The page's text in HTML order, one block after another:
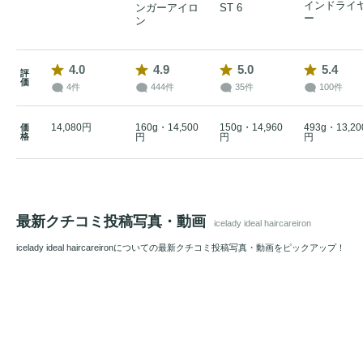
ンガーアイロ
ン
ST 6
インドライ
ー
評
価
4.0
4件
4.9
444件
5.0
35件
5.4
100件
価
格
14,080円
160g・14,500
円
150g・14,960
円
493g・
円
最新クチコミ投稿写真・動画 icelady ideal haircareiron
icelady ideal haircareironについての最新クチコミ投稿写真・動画をピックアップ！